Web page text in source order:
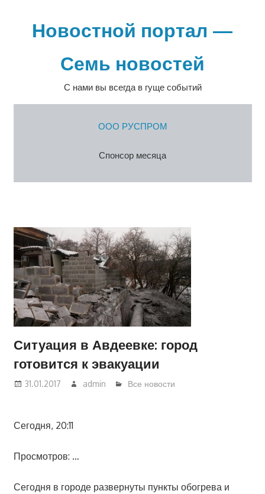
содержимомуНовостной портал —
Семь новостей
С нами вы всегда в гуще событий
ООО РУСПРОМ
Спонсор месяца
Ситуация в Авдеевке: город
готовится к эвакуации
31.01.2017 admin Все новости
Сегодня, 20:11
Просмотров: …
Сегодня в городе развернуты пункты обогрева и